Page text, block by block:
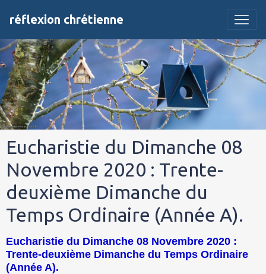
réflexion chrétienne
Eucharistie du Dimanche 08
Novembre 2020 : Trente-
deuxième Dimanche du
Temps Ordinaire (Année A).
Eucharistie du Dimanche 08 Novembre 2020 :
Trente-deuxième Dimanche du Temps Ordinaire
(Année A).